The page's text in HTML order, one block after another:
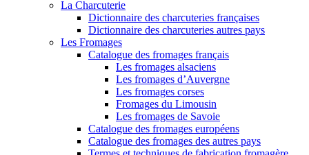
La Charcuterie
Dictionnaire des charcuteries françaises
Dictionnaire des charcuteries autres pays
Les Fromages
Catalogue des fromages français
Les fromages alsaciens
Les fromages d’Auvergne
Les fromages corses
Fromages du Limousin
Les fromages de Savoie
Catalogue des fromages européens
Catalogue des fromages des autres pays